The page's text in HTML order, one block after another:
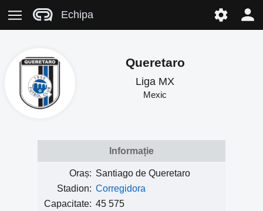
Echipa
Queretaro
Liga MX
Mexic
Informație
Oraș: Santiago de Queretaro
Stadion: Corregidora
Capacitate: 45 575